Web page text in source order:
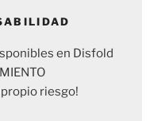
en Disfold
propio riesgo!